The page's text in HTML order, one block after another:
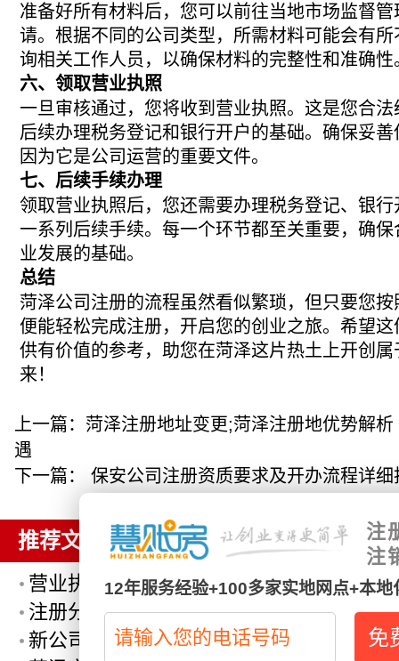
准备好所有材料后，您可以前往当地市场监督
请。根据不同的公司类型，所需材料可能会有
询相关工作人员，以确保材料的完整性和准确性
六、领取营业执照
一旦审核通过，您将收到营业执照。这是您合
后续办理税务登记和银行开户的基础。确保妥
因为它是公司运营的重要文件。
七、后续手续办理
领取营业执照后，您还需要办理税务登记、银
一系列后续手续。每一个环节都至关重要，确
业发展的基础。
总结
菏泽公司注册的流程虽然看似繁琐，但只要您
便能轻松完成注册，开启您的创业之旅。希望
供有价值的参考，助您在菏泽这片热土上开创
来！
上一篇： 菏泽注册地址变更;菏泽注册地优势解
遇
下一篇： 保安公司注册资质要求及开办流程详细
推荐文章
营业执照代办服务流程详解及注意事项全
注册分公司需要什么材料?_注册分公司所
新公司注册代理哪家好一点(新公司注册
注
注
12年服务经验+100多家实地网点+本地